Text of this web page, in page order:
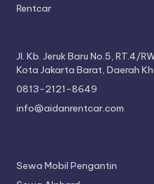
Rentcar
Jl. Kb. Jeruk Baru No.5, RT.4/
Kota Jakarta Barat, Daerah
0813-2121-8649
info@aidanrentcar.com
Sewa Mobil Pengantin